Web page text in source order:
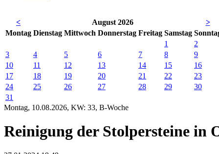
< August 2026
>
Montag Dienstag Mittwoch Donnerstag Freitag Samstag So
1
2
3
4 5 6 7 8
9
10
11 12 13 14 15
16
17
18 19 20 21 22
23
24
25 26 27 28 29
30
31
Montag, 10.08.2026, KW: 33, B-Woche
Reinigung der Stolpersteine in